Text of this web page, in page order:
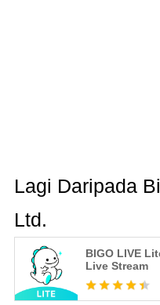
Lagi Daripada
Ltd.
BIGO LIVE
Live Stream